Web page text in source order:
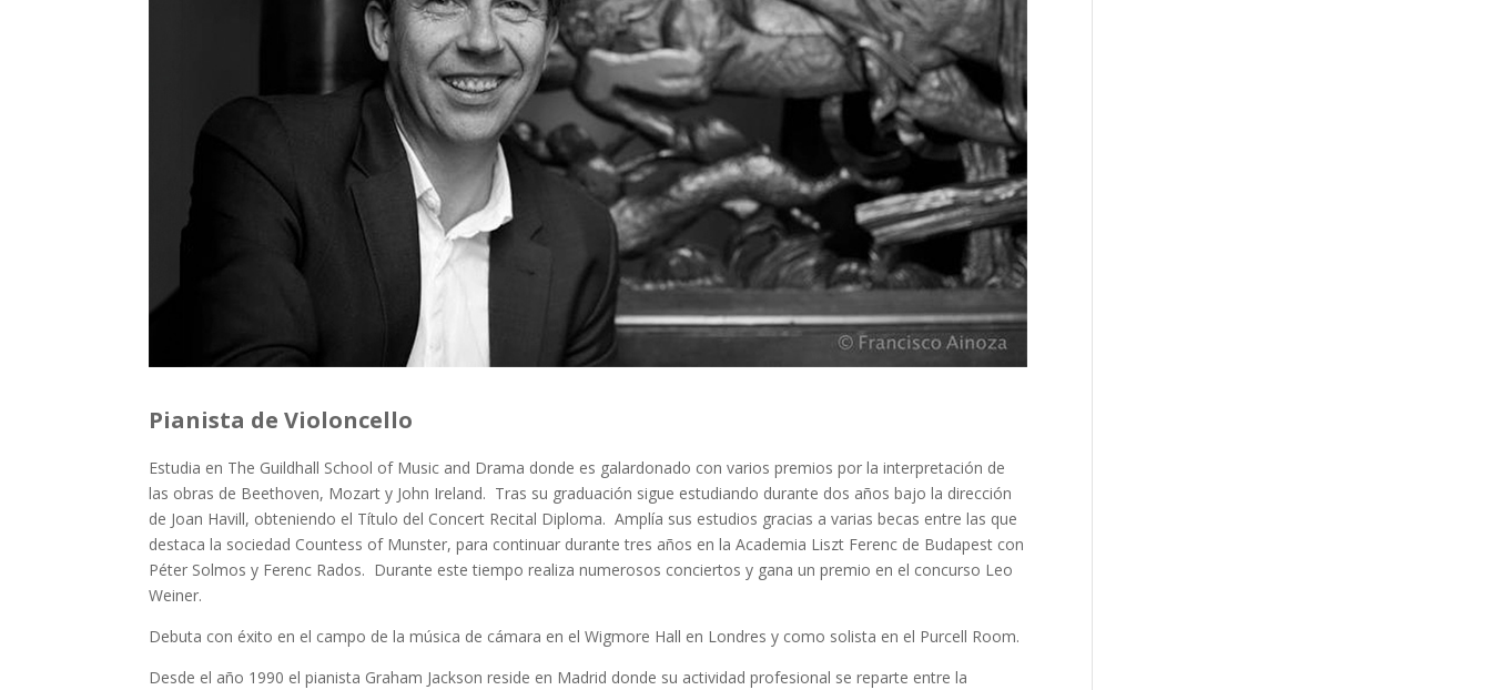
Pianista de Violoncello
Estudia en The Guildhall School of Music and Drama donde es galardonado con varios premios por la interpretación de
las obras de Beethoven, Mozart y John Ireland. Tras su graduación sigue estudiando durante dos años bajo la dirección
de Joan Havill, obteniendo el Título del Concert Recital Diploma. Amplía sus estudios gracias a varias becas entre las que
destaca la sociedad Countess of Munster, para continuar durante tres años en la Academia Liszt Ferenc de Budapest con
Péter Solmos y Ferenc Rados. Durante este tiempo realiza numerosos conciertos y gana un premio en el concurso Leo
Weiner.
Debuta con éxito en el campo de la música de cámara en el Wigmore Hall en Londres y como solista en el Purcell Room.
Desde el año 1990 el pianista Graham Jackson reside en Madrid donde su actividad profesional se reparte entre la